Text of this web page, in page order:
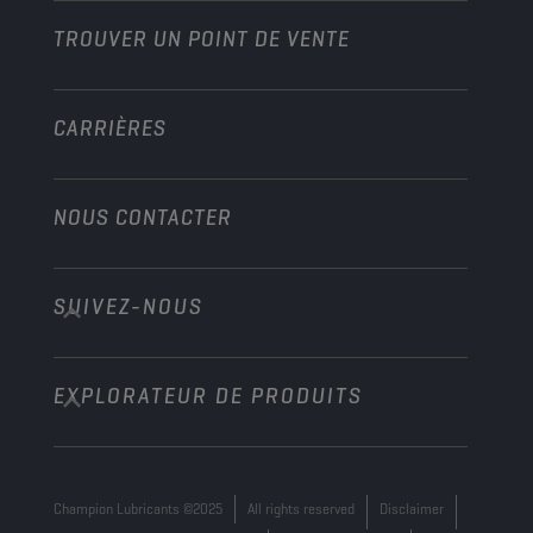
Marine
TROUVER UN POINT DE VENTE
CARRIÈRES
NOUS CONTACTER
info@championlubes.com
+32 3 870 00 20
Georges Gilliotstraat, 52 2620 Hemiksem
SUIVEZ-NOUS
EXPLORATEUR DE PRODUITS
Champion Lubricants ©2025 All rights reserved Disclaimer